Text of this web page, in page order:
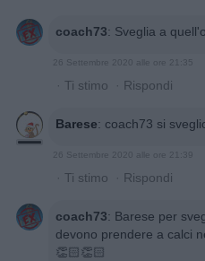
coach73: Sveglia a
· Ti stimo · Rispondi
Barese: coach73 si
26 Settembre 2020 alle ore 21:39
· Ti stimo · Rispondi
coach73: Barese per
devono prendere a calci
👏🏻👏🏻